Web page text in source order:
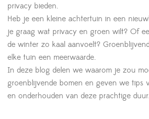
privacy bieden.
Heb je een kleine achtertuin in een
je graag wat privacy en groen wilt? Of
de winter zo kaal aanvoelt?
elke tuin een meerwaarde.
In deze blog delen we waarom je zou
groenblijvende bomen en geven we tips
en onderhouden van deze prachtige